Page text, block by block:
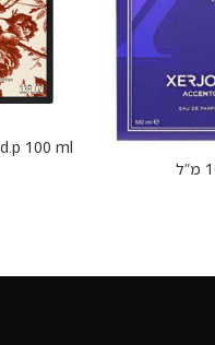
הוספה לסל